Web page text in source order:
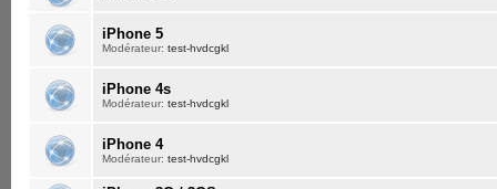
iPhone 5
Modérateur:test-hvdcgkl
iPhone 4s
Modérateur:test-hvdcgkl
iPhone 4
Modérateur:test-hvdcgkl